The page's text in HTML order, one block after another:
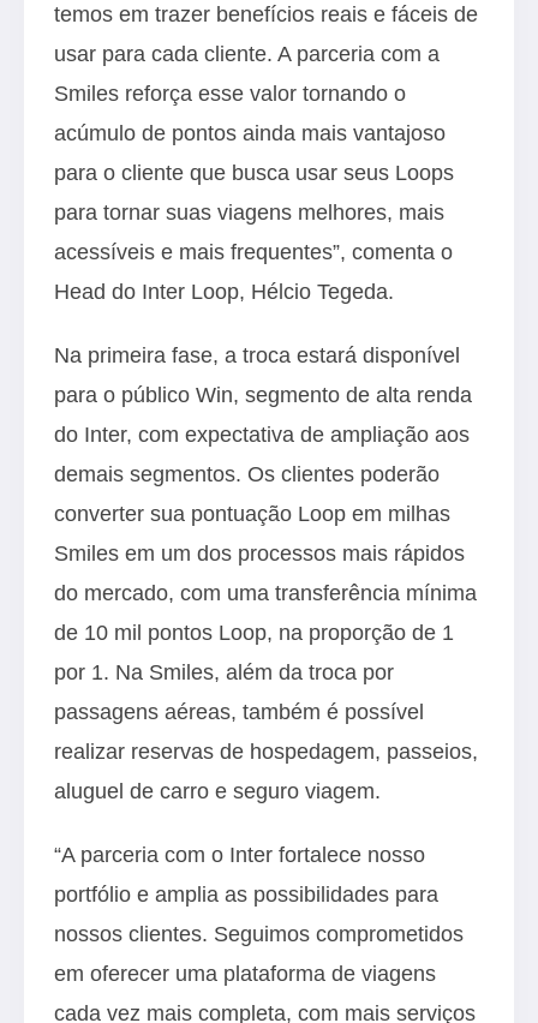
temos em trazer benefícios reais e fáceis de
usar para cada cliente. A parceria com a
Smiles reforça esse valor tornando o
acúmulo de pontos ainda mais vantajoso
para o cliente que busca usar seus Loops
para tornar suas viagens melhores, mais
acessíveis e mais frequentes”, comenta o
Head do Inter Loop, Hélcio Tegeda.
Na primeira fase, a troca estará disponível
para o público Win, segmento de alta renda
do Inter, com expectativa de ampliação aos
demais segmentos. Os clientes poderão
converter sua pontuação Loop em milhas
Smiles em um dos processos mais rápidos
do mercado, com uma transferência mínima
de 10 mil pontos Loop, na proporção de 1
por 1. Na Smiles, além da troca por
passagens aéreas, também é possível
realizar reservas de hospedagem, passeios,
aluguel de carro e seguro viagem.
“A parceria com o Inter fortalece nosso
portfólio e amplia as possibilidades para
nossos clientes. Seguimos comprometidos
em oferecer uma plataforma de viagens
cada vez mais completa, com mais serviços